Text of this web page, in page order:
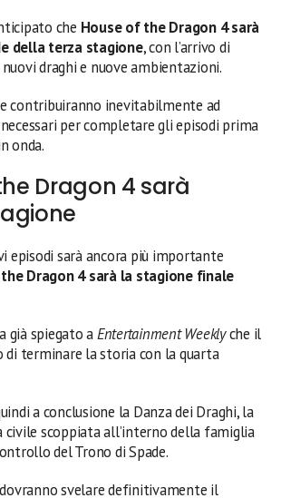
che House of the Dragon 4 sarà
della terza stagione, con l’arrivo di
draghi e nuove ambientazioni.
contribuiranno inevitabilmente ad
per completare gli episodi prima
onda.
Dragon 4 sarà
episodi sarà ancora più importante
Dragon 4 sarà la stagione finale
già spiegato aEntertainment Weeklyche il
di terminare la storia con la quarta
a conclusione la Danza dei Draghi, la
civile scoppiata all’interno della famiglia
del Trono di Spade.
svelare definitivamente il